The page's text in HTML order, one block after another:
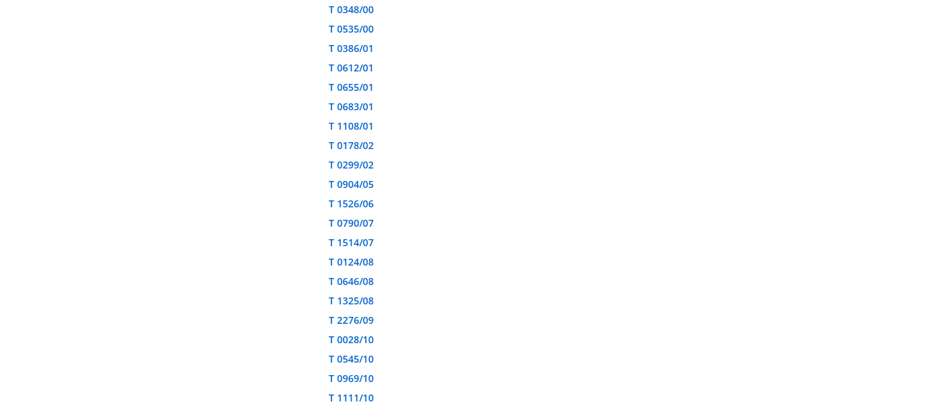
T 0348/00
T 0535/00
T 0386/01
T 0612/01
T 0655/01
T 0683/01
T 1108/01
T 0178/02
T 0299/02
T 0904/05
T 1526/06
T 0790/07
T 1514/07
T 0124/08
T 0646/08
T 1325/08
T 2276/09
T 0028/10
T 0545/10
T 0969/10
T 1111/10